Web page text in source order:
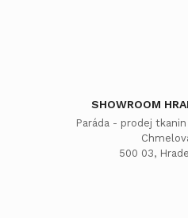
SHOWROOM
Paráda - prodej
500 03,